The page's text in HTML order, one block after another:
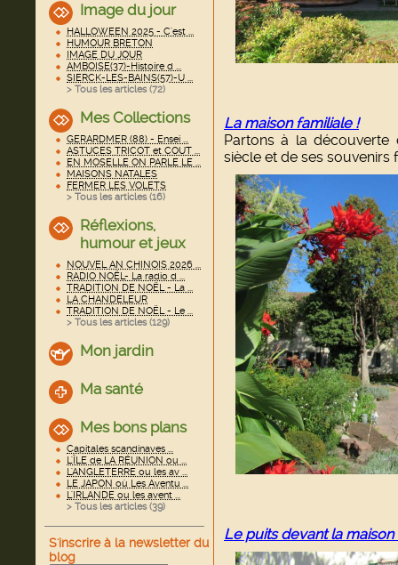
Image du jour
HALLOWEEN 2025 - C'est ...
HUMOUR BRETON
IMAGE DU JOUR
AMBOISE(37)-Histoire d ...
SIERCK-LES-BAINS(57)-U ...
> Tous les articles (72)
Mes Collections
GERARDMER (88) - Ensei ...
ASTUCES TRICOT et COUT ...
EN MOSELLE ON PARLE LE ...
MAISONS NATALES
FERMER LES VOLETS
> Tous les articles (16)
Réflexions,
humour et jeux
NOUVEL AN CHINOIS 2026 ...
RADIO NOËL- La radio d ...
TRADITION DE NOËL - La ...
LA CHANDELEUR
TRADITION DE NOËL - Le ...
> Tous les articles (129)
Mon jardin
Ma santé
Mes bons plans
Capitales scandinaves ...
L'ÎLE de LA RÉUNION ou ...
L'ANGLETERRE ou les av ...
LE JAPON où Les Aventu ...
L'IRLANDE ou les avent ...
> Tous les articles (39)
S'inscrire à la newsletter du
blog
La maison familiale !
Partons à la
siècle et de ses souvenirs
Le puits devant la maison